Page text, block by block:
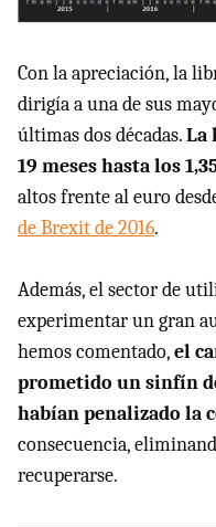
Con la apreciación, la
dirigía a una de sus
últimas dos décadas.La
19 meses hasta los
altos frente al euro
de Brexit de 2016.
Además, el sector de
experimentar un gran
hemos comentado,el
prometido un sinfín
habían penalizado la
consecuencia,
recuperarse.